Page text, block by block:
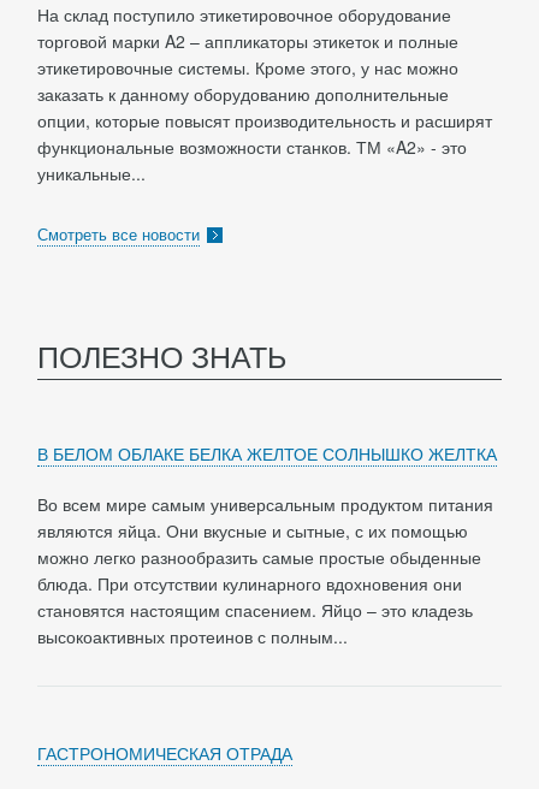
На склад поступило этикетировочное оборудование
торговой марки A2 – аппликаторы этикеток и полные
этикетировочные системы. Кроме этого, у нас можно
заказать к данному оборудованию дополнительные
опции, которые повысят производительность и расширят
функциональные возможности станков. ТМ «A2» - это
уникальные...
Смотреть все новости
ПОЛЕЗНО ЗНАТЬ
В БЕЛОМ ОБЛАКЕ БЕЛКА ЖЕЛТОЕ СОЛНЫШКО ЖЕЛТКА
Во всем мире самым универсальным продуктом питания
являются яйца. Они вкусные и сытные, с их помощью
можно легко разнообразить самые простые обыденные
блюда. При отсутствии кулинарного вдохновения они
становятся настоящим спасением. Яйцо – это кладезь
высокоактивных протеинов с полным...
ГАСТРОНОМИЧЕСКАЯ ОТРАДА